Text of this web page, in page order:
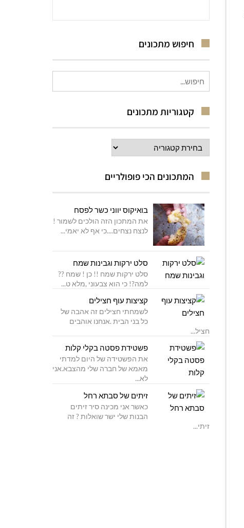
חיפוש מתכונים
עבור:
קטגוריות מתכונים
קטגוריות
מתכונים
המתכונים הכי פופולריים
בואיקוס יווני כשר לפסח
את המתכון הזה הולכים לשמור !
לנצח נצחים....כי אף לא יאמי...
סלט ירקות וגבינות שמח
סלט ירקות שמח !! כן ! שמח ??
למה?! כי הוא צבעוני ,מלא ט...
קציצות עוף חצילים
לשמחתי חצילים זה אהבה של
כל בני הבית .אנחנו אוהבים
חציל...
פשטידת פסטה בקלי קלות
את הפשטידה של היום למדתי
מאמא של חברה שלי מהצבא.אני
לא...
זיתים של סבתא רחל
כאשר אני מכינה סיר זיתים
הבנות שלי ישר שואלות ? זה
זיתי...